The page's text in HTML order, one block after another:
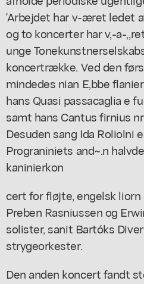
'Arbejdet har v-æret ledet
og to koncerter har v,-a-
unge
koncertrække. Ved den
mindedes nian E,bbe
hans Quasi passacaglia e
samt hans Cantus firnius
Desuden sang Ida Roliolni
Prograniniets and~.n
kaninierkon
cert for fløjte, engelsk liorn
Preben Rasniussen og
solister, sanit Bartóks
strygeorkester.
Den anden koncert fandt